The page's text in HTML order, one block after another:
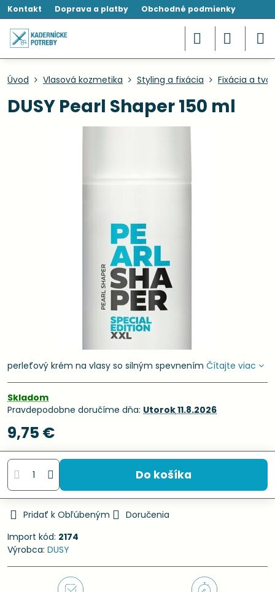
Kontakt Doprava a platby Obchodné podmienky
Úvod Vlasová kozmetika Styling a fixácia Fixácia a
DUSY Pearl Shaper 150 ml
perleťový krém na vlasy so silným spevnením Čítajte viac
Skladom
Pravdepodobne doručíme dňa: Utorok11.8.2026
9,75 €
Do košíka
Pridať k Obľúbeným
Doručenia
Import kód: 2174
Výrobca: DUSY